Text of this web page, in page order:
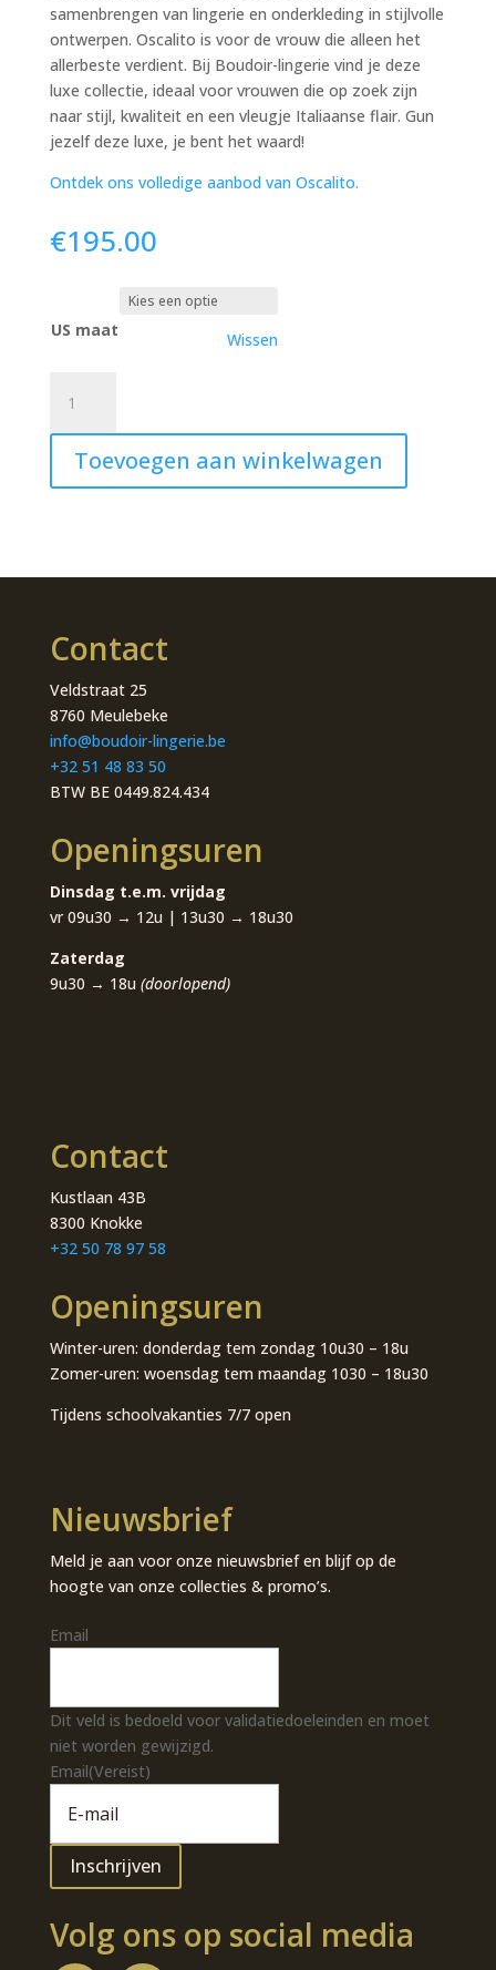
samenbrengen van lingerie en onderkleding in stijlvolle
ontwerpen. Oscalito is voor de vrouw die alleen het
allerbeste verdient. Bij Boudoir-lingerie vind je deze
luxe collectie, ideaal voor vrouwen die op zoek zijn
naar stijl, kwaliteit en een vleugje Italiaanse flair. Gun
jezelf deze luxe, je bent het waard!
Ontdek ons volledige aanbod van Oscalito.
€195.00
US maat Wissen
lange
mouw
met
kant
aantal
Toevoegen aan winkelwagen
Contact
Veldstraat 25
8760 Meulebeke
info@boudoir-lingerie.be
+32 51 48 83 50
BTW BE 0449.824.434
Openingsuren
Dinsdag t.e.m. vrijdag
vr 09u30 → 12u | 13u30 → 18u30
Zaterdag
9u30 → 18u (doorlopend)
Contact
Kustlaan 43B
8300 Knokke
+32 50 78 97 58
Openingsuren
Winter-uren: donderdag tem zondag 10u30 – 18u
Zomer-uren: woensdag tem maandag 1030 – 18u30
Tijdens schoolvakanties 7/7 open
Nieuwsbrief
Meld je aan voor onze nieuwsbrief en blijf op de
hoogte van onze collecties & promo’s.
Email
Dit veld is bedoeld voor validatiedoeleinden en moet
niet worden gewijzigd.
Email(Vereist)
Volg ons op social media